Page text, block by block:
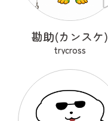
勘助(カンスケ)
trycross